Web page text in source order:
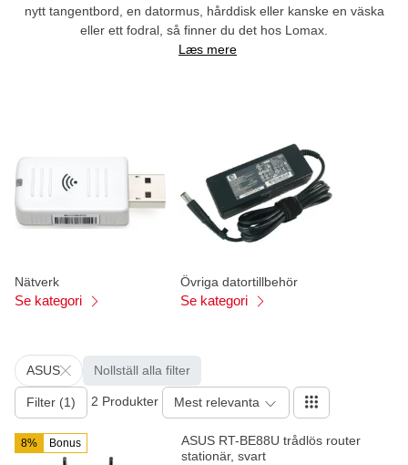
nytt tangentbord, en datormus, hårddisk eller kanske en väska
eller ett fodral, så finner du det hos Lomax.
Læs mere
Nätverk
Se kategori
Övriga datortillbehör
Se kategori
ASUS Nollställ alla filter
Filter (1) 2 Produkter Mest relevanta
8% Bonus
ASUS RT-BE88U trådlös router
stationär, svart